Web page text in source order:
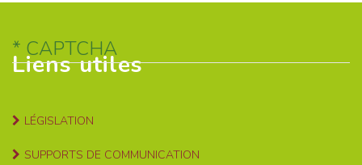
Liens utiles
LÉGISLATION
SUPPORTS DE COMMUNICATION
CAPTCHA